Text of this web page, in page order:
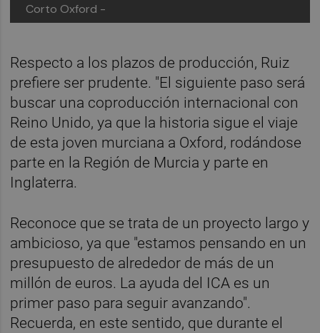
Corto Oxford -
Respecto a los plazos de producción, Ruiz
prefiere ser prudente. "El siguiente paso será
buscar una coproducción internacional con
Reino Unido, ya que la historia sigue el viaje
de esta joven murciana a Oxford, rodándose
parte en la Región de Murcia y parte en
Inglaterra.
Reconoce que se trata de un proyecto largo y
ambicioso, ya que "estamos pensando en un
presupuesto de alrededor de más de un
millón de euros. La ayuda del ICA es un
primer paso para seguir avanzando".
Recuerda, en este sentido, que durante el